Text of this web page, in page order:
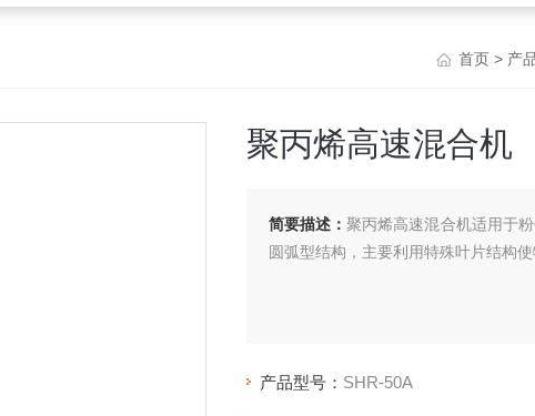
首页 > 产
聚丙烯高速混合机
简要描述：聚丙烯高速混合机适用于
圆弧型结构，主要利用特殊叶片结构
产品型号： SHR-50A